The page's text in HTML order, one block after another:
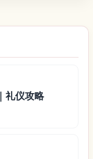
礼仪攻略